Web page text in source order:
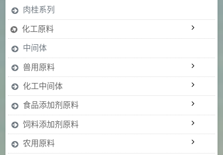
肉桂系列
化工原料
中间体
兽用原料
化工中间体
食品添加剂原料
饲料添加剂原料
农用原料